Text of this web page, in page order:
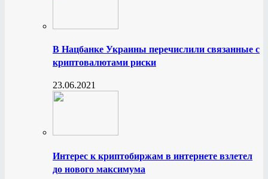
В Нацбанке Украины перечислили связанные с
криптовалютами риски
23.06.2021
Интерес к криптобиржам в интернете взлетел
до нового максимума